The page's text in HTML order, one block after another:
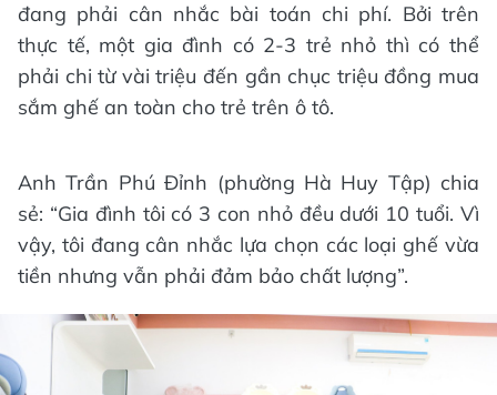
đang phải cân nhắc bài toán chi phí. Bởi trên
thực tế, một gia đình có 2-3 trẻ nhỏ thì có thể
phải chi từ vài triệu đến gần chục triệu đồng mua
sắm ghế an toàn cho trẻ trên ô tô.
Anh Trần Phú Đỉnh (phường Hà Huy Tập) chia
sẻ: “Gia đình tôi có 3 con nhỏ đều dưới 10 tuổi. Vì
vậy, tôi đang cân nhắc lựa chọn các loại ghế vừa
tiền nhưng vẫn phải đảm bảo chất lượng”.